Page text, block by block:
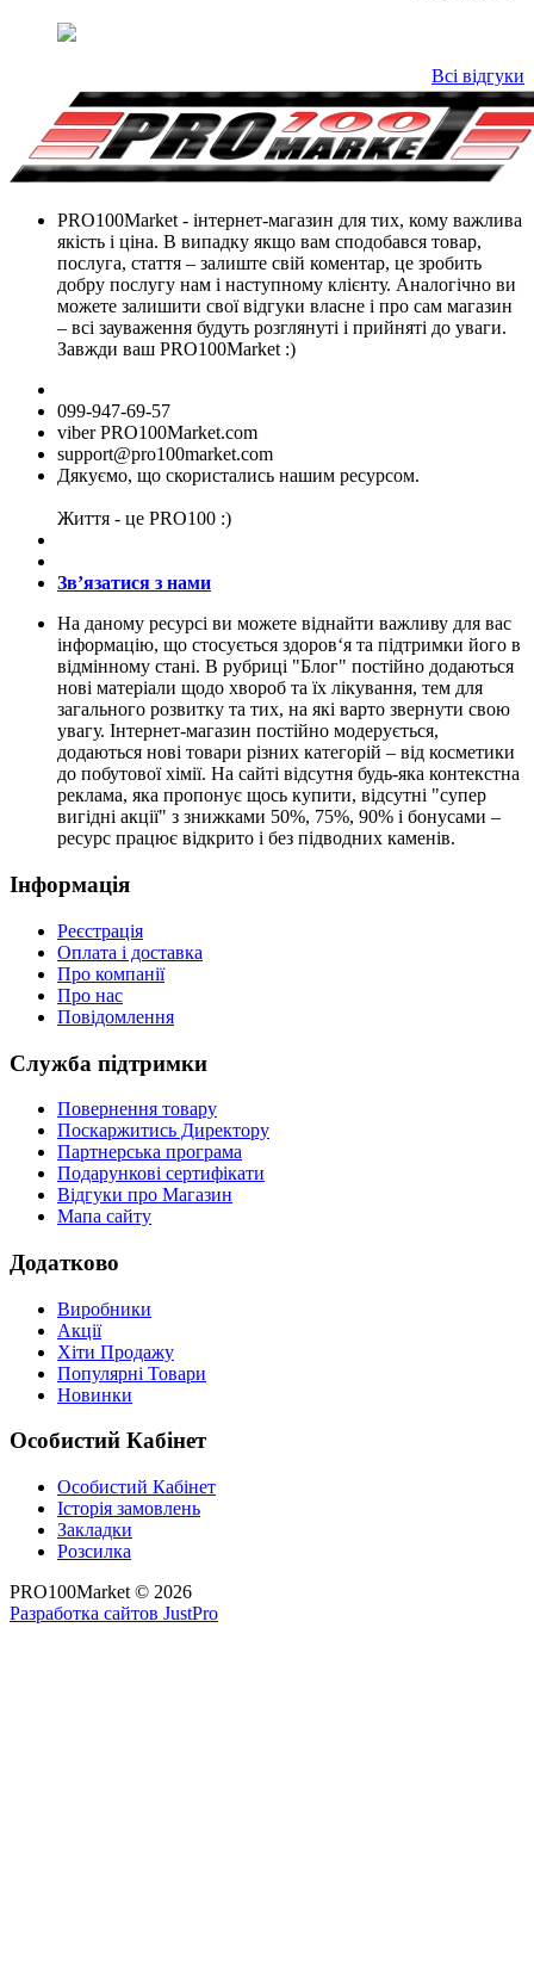
Всі відгуки
PRO100Market - інтернет-магазин для тих, кому важлива
якість і ціна. В випадку якщо вам сподобався товар,
послуга, стаття – залиште свій коментар, це зробить
добру послугу нам і наступному клієнту. Аналогічно ви
можете залишити свої відгуки власне і про сам магазин
– всі зауваження будуть розглянуті і прийняті до уваги.
Завжди ваш PRO100Market :)
099-947-69-57
viber PRO100Market.com
support@pro100market.com
Дякуємо, що скористались нашим ресурсом.
Життя - це PRO100 :)
Зв’язатися з нами
На даному ресурсі ви можете віднайти важливу для вас
інформацію, що стосується здоров‘я та підтримки його в
відмінному стані. В рубриці "Блог" постійно додаються
нові матеріали щодо хвороб та їх лікування, тем для
загального розвитку та тих, на які варто звернути свою
увагу. Інтернет-магазин постійно модерується,
додаються нові товари різних категорій – від косметики
до побутової хімії. На сайті відсутня будь-яка контекстна
реклама, яка пропонує щось купити, відсутні "супер
вигідні акції" з знижками 50%, 75%, 90% і бонусами –
ресурс працює відкрито і без підводних каменів.
Інформація
Реєстрація
Оплата і доставка
Про компанії
Про нас
Повідомлення
Служба підтримки
Повернення товару
Поскаржитись Директору
Партнерська програма
Подарункові сертифікати
Відгуки про Магазин
Мапа сайту
Додатково
Виробники
Акції
Хіти Продажу
Популярні Товари
Новинки
Особистий Кабінет
Особистий Кабінет
Історія замовлень
Закладки
Розсилка
PRO100Market © 2026
Разработка сайтов JustPro